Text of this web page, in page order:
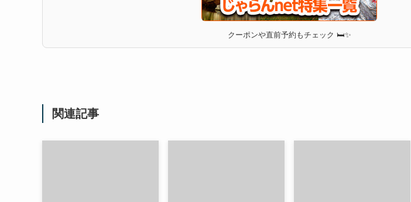
クーポンや直前予約もチェック 🛏✨
関連記事